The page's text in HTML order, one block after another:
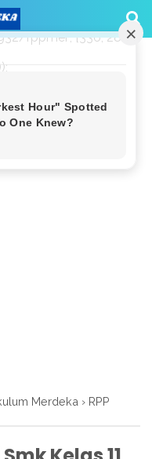
|| {cmd: []};
rppmer', [336, 280],
Merdeka › RPP